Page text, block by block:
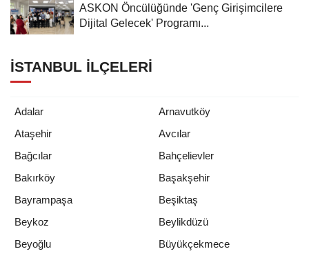
ASKON Öncülüğünde 'Genç Girişimcilere
Dijital Gelecek' Programı...
İSTANBUL İLÇELERI
Adalar
Arnavutköy
Ataşehir
Avcılar
Bağcılar
Bahçelievler
Bakırköy
Başakşehir
Bayrampaşa
Beşiktaş
Beykoz
Beylikdüzü
Beyoğlu
Büyükçekmece